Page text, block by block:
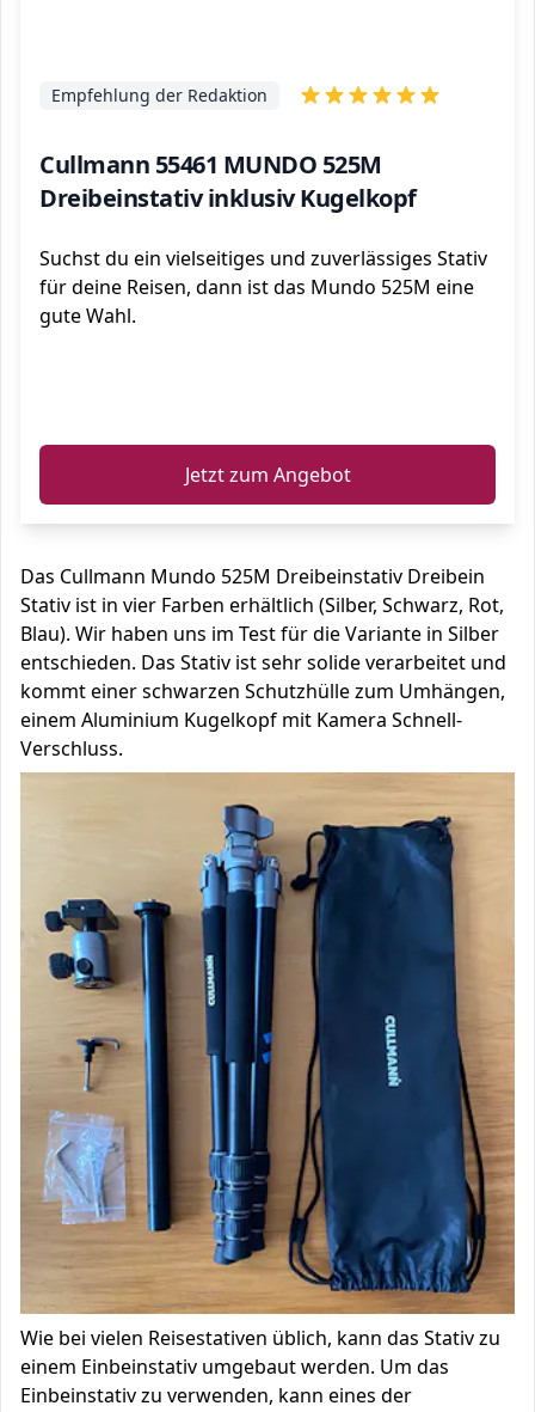
Cullmann 55461 MUNDO 525M
Dreibeinstativ inklusiv Kugelkopf
Empfehlung der Redaktion
Suchst du ein vielseitiges und zuverlässiges Stativ
für deine Reisen, dann ist das Mundo 525M eine
gute Wahl.
Jetzt zum Angebot
Das Cullmann Mundo 525M Dreibeinstativ Dreibein
Stativ ist in vier Farben erhältlich (Silber, Schwarz, Rot,
Blau). Wir haben uns im Test für die Variante in Silber
entschieden. Das Stativ ist sehr solide verarbeitet und
kommt einer schwarzen Schutzhülle zum Umhängen,
einem Aluminium Kugelkopf mit Kamera Schnell-
Verschluss.
Wie bei vielen Reisestativen üblich, kann das Stativ zu
einem Einbeinstativ umgebaut werden. Um das
Einbeinstativ zu verwenden, kann eines der